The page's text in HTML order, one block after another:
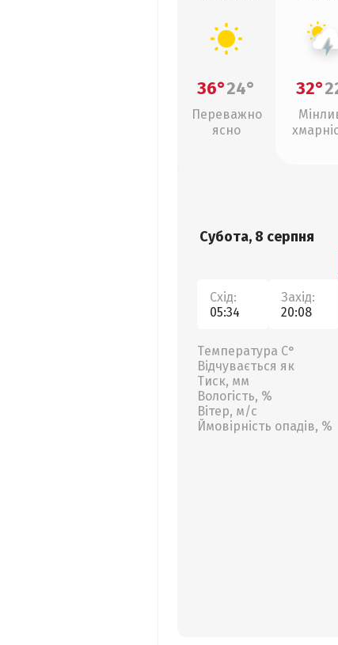
36°24°
Переважно
ясно
32°
Субота, 8 серпня
Схід:
05:34
Захід:
20:08
Температура С°
Відчувається як
Тиск, мм
Вологість, %
Вітер, м/с
Ймовірність опадів, %